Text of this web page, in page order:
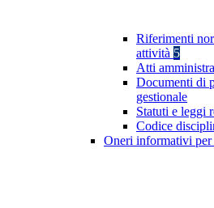
Riferimenti
attività 5
Atti
Documenti di
gestionale
Statuti e leggi
Codice
Oneri informativi per